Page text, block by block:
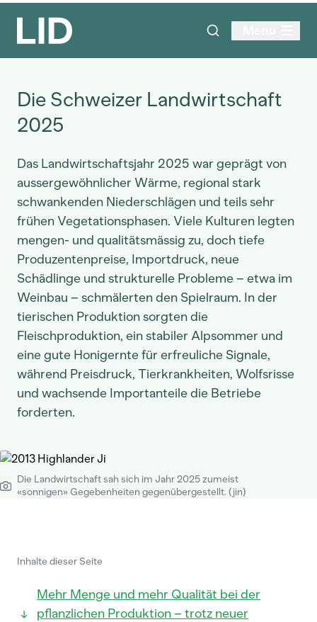
Die Schweizer Landwirtschaft
2025
Das Landwirtschaftsjahr 2025 war geprägt von
aussergewöhnlicher Wärme, regional stark
schwankenden Niederschlägen und teils sehr
frühen Vegetationsphasen. Viele Kulturen legten
mengen- und qualitätsmässig zu, doch tiefe
Produzentenpreise, Importdruck, neue
Schädlinge und strukturelle Probleme – etwa im
Weinbau – schmälerten den Spielraum. In der
tierischen Produktion sorgten die
Fleischproduktion, ein stabiler Alpsommer und
eine gute Honigernte für erfreuliche Signale,
während Preisdruck, Tierkrankheiten, Wolfsrisse
und wachsende Importanteile die Betriebe
forderten.
Die Landwirtschaft sah sich im Jahr 2025 zumeist
«sonnigen» Gegebenheiten gegenübergestellt. (jin)
Inhalte dieser Seite
Mehr Menge und mehr Qualität bei der
pflanzlichen Produktion – trotz neuer